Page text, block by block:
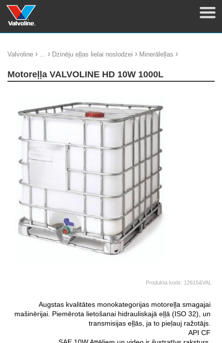
Valvoline › ... › Dzinēju eļļas lielai noslodzei › Minerāleļļas ›
Motoreļļa VALVOLINE HD 10W 1000L
Produkta kods: 12615&VAL
Augstas kvalitātes monokategorijas motoreļļa smagajai
mašinērijai. Piemērota lietošanai hidrauliskajā eļļā (ISO 32), un
transmisijas eļļās, ja to pieļauj ražotājs.
API CF